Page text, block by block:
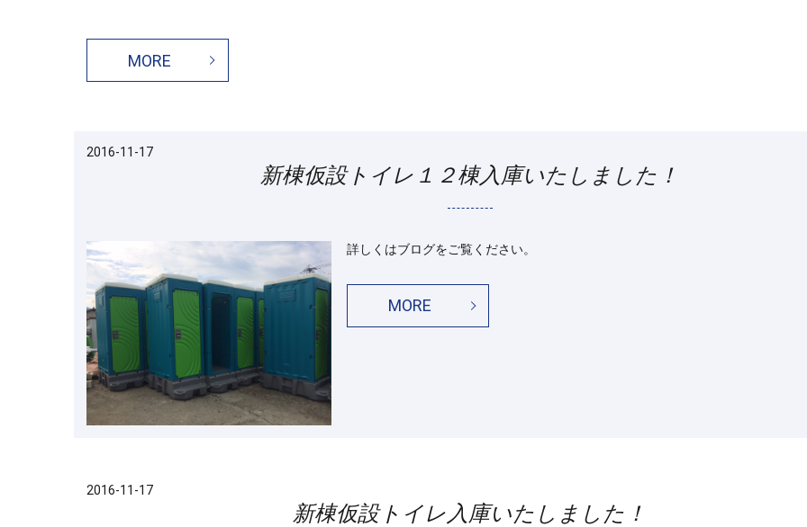
MORE
2016-11-17
新棟仮設トイレ１２棟入庫いたしました！
詳しくはブログをご覧ください。
MORE
2016-11-17
新棟仮設トイレ入庫いたしました！